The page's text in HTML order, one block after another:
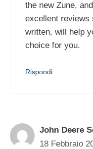
the new Zune,
excellent reviews
written, will help
choice for you.
Rispondi
John Deere
18 Febbraio